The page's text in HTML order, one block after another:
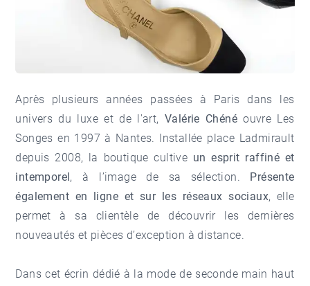
Après plusieurs années passées à Paris dans les
univers du luxe et de l'art, Valérie Chénéouvre Les
Songes en 1997 à Nantes. Installée place Ladmirault
depuis 2008, la boutique cultive un esprit raffiné et
intemporel , à l’image de sa sélection. Présente
également en ligne et sur les réseaux sociaux, elle
permet à sa clientèle de découvrir les dernières
nouveautés et pièces d’exception à distance.
Dans cet écrin dédié à la mode de seconde main haut